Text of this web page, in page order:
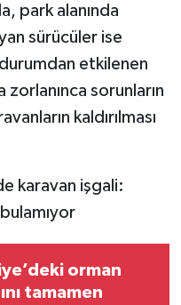
park alanında
sürücüler ise
etkilenen
sorunların
kaldırılması
orman
tamamen